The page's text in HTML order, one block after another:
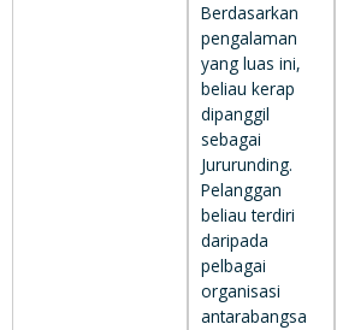
Berdasarkan
pengalaman
yang luas ini,
beliau kerap
dipanggil
sebagai
Jururunding.
Pelanggan
beliau terdiri
daripada
pelbagai
organisasi
antarabangsa